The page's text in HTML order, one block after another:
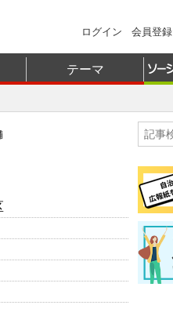
ログイン 会員登録
テーマ